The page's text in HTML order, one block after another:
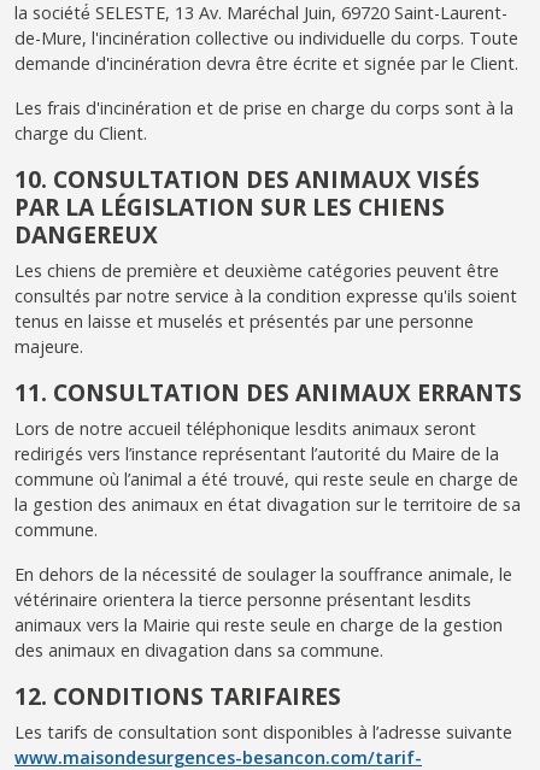
la société́ SELESTE, 13 Av. Maréchal Juin, 69720 Saint-Laurent-
de-Mure, l'incinération collective ou individuelle du corps. Toute
demande d'incinération devra être écrite et signée par le Client.
Les frais d'incinération et de prise en charge du corps sont à la
charge du Client.
10. CONSULTATION DES ANIMAUX VISÉS
PAR LA LÉGISLATION SUR LES CHIENS
DANGEREUX
Les chiens de première et deuxième catégories peuvent être
consultés par notre service à la condition expresse qu'ils soient
tenus en laisse et muselés et présentés par une personne
majeure.
11. CONSULTATION DES ANIMAUX ERRANTS
Lors de notre accueil téléphonique lesdits animaux seront
redirigés vers l’instance représentant l’autorité du Maire de la
commune où l’animal a été trouvé, qui reste seule en charge de
la gestion des animaux en état divagation sur le territoire de sa
commune.
En dehors de la nécessité de soulager la souffrance animale, le
vétérinaire orientera la tierce personne présentant lesdits
animaux vers la Mairie qui reste seule en charge de la gestion
des animaux en divagation dans sa commune.
12. CONDITIONS TARIFAIRES
Les tarifs de consultation sont disponibles à l’adresse suivante
www.maisondesurgences-besancon.com/tarif-